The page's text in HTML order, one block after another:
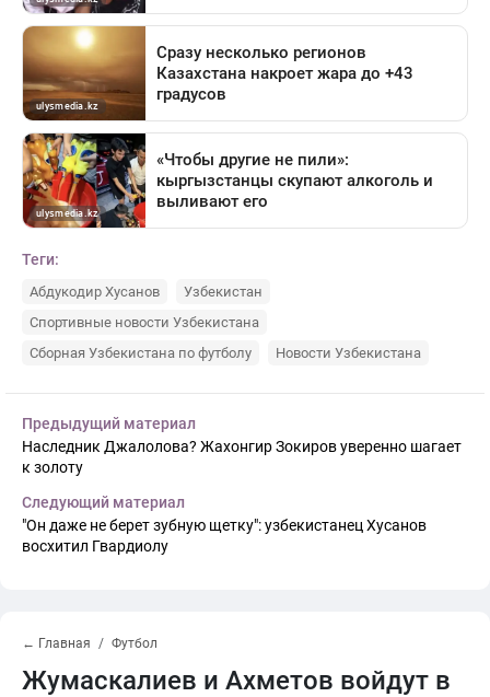
Теги:
Абдукодир Хусанов
Узбекистан
Спортивные новости Узбекистана
Сборная Узбекистана по футболу
Новости Узбекистана
Предыдущий материал
Наследник Джалолова? Жахонгир Зокиров уверенно шагает
к золоту
Следующий материал
"Он даже не берет зубную щетку": узбекистанец Хусанов
восхитил Гвардиолу
← Главная Футбол
Жумаскалиев и Ахметов войдут в